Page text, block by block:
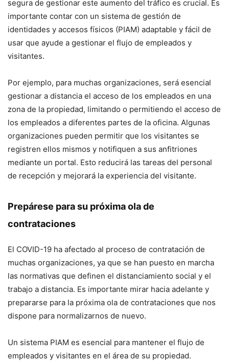
segura de gestionar este aumento del tráfico es crucial. Es
importante contar con un sistema de gestión de
identidades y accesos físicos (PIAM) adaptable y fácil de
usar que ayude a gestionar el flujo de empleados y
visitantes.
Por ejemplo, para muchas organizaciones, será esencial
gestionar a distancia el acceso de los empleados en una
zona de la propiedad, limitando o permitiendo el acceso de
los empleados a diferentes partes de la oficina. Algunas
organizaciones pueden permitir que los visitantes se
registren ellos mismos y notifiquen a sus anfitriones
mediante un portal. Esto reducirá las tareas del personal
de recepción y mejorará la experiencia del visitante.
Prepárese para su próxima ola de
contrataciones
El COVID-19 ha afectado al proceso de contratación de
muchas organizaciones, ya que se han puesto en marcha
las normativas que definen el distanciamiento social y el
trabajo a distancia. Es importante mirar hacia adelante y
prepararse para la próxima ola de contrataciones que nos
dispone para normalizarnos de nuevo.
Un sistema PIAM es esencial para mantener el flujo de
empleados y visitantes en el área de su propiedad.